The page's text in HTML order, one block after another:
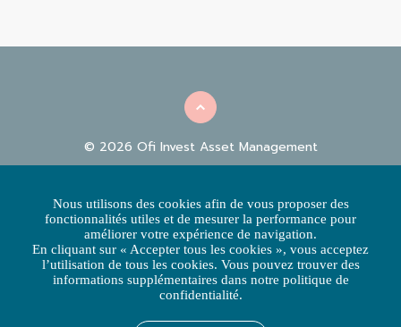
© 2026 Ofi Invest Asset Management
INFORMATIONS
D'UTILISATION DES COOKIES
|
POLITIQUE DE PROTECTION
DES DONNÉES
RÉCLAMATIONS CLIENTS
ACCESSIBILITÉ : NON CONFORME
L’hébergeur du site est Ofi Invest Asset Management - Ce site internet
est édité par Ofi Invest Asset Management, société de gestion de
Nous utilisons des cookies afin de vous proposer des
fonctionnalités utiles et de mesurer la performance pour
améliorer votre expérience de navigation.
En cliquant sur « Accepter tous les cookies », vous acceptez
l’utilisation de tous les cookies. Vous pouvez trouver des
informations supplémentaires dans notre politique de
confidentialité.